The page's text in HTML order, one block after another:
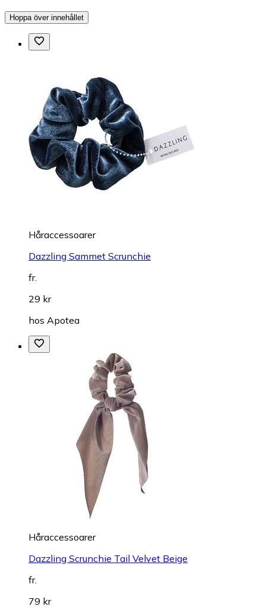
Hoppa över innehållet
Håraccessoarer
Dazzling Sammet Scrunchie
fr.
29 kr
hos Apotea
Håraccessoarer
Dazzling Scrunchie Tail Velvet Beige
fr.
79 kr